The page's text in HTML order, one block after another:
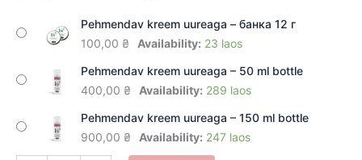
Pehmendav kreem uureaga – банка 12 г
100,00 ₴ Availability: 23 laos
Pehmendav kreem uureaga – 50 ml bottle
400,00 ₴ Availability: 289 laos
Pehmendav kreem uureaga – 150 ml bottle
900,00 ₴ Availability: 247 laos